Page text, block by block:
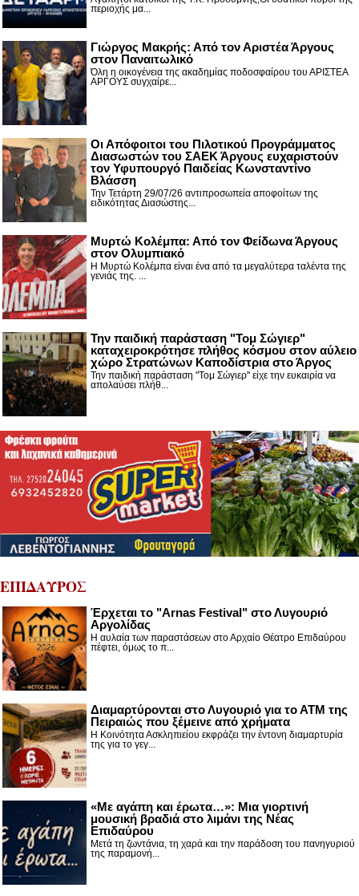
περιοχής μα...
Γιώργος Μακρής: Από τον Αριστέα Άργους
στον Παναιτωλικό
Όλη η οικογένεια της ακαδημίας ποδοσφαίρου του ΑΡΙΣΤΕΑ
ΑΡΓΟΥΣ συγχαίρε...
Οι Απόφοιτοι του Πιλοτικού Προγράμματος
Διασωστών του ΣΑΕΚ Άργους ευχαριστούν
τον Υφυπουργό Παιδείας Κωνσταντίνο
Βλάσση
Την Τετάρτη 29/07/26 αντιπροσωπεία αποφοίτων της
ειδικότητας Διασώστης...
Μυρτώ Κολέμπα: Από τον Φείδωνα Άργους
στον Ολυμπιακό
Η Μυρτώ Κολέμπα είναι ένα από τα μεγαλύτερα ταλέντα της
γενιάς της. ...
Την παιδική παράσταση "Τομ Σώγιερ"
καταχειροκρότησε πλήθος κόσμου στον αύλειο
χώρο Στρατώνων Καποδίστρια στο Άργος
Την παιδική παράσταση "Τομ Σώγιερ" είχε την ευκαιρία να
απολαύσει πλήθ...
ΕΠΙΔΑΥΡΟΣ
Έρχεται το "Arnas Festival" στο Λυγουριό
Αργολίδας
Η αυλαία των παραστάσεων στο Αρχαίο Θέατρο Επιδαύρου
πέφτει, όμως το π...
Διαμαρτύρονται στο Λυγουριό για το ΑΤΜ της
Πειραιώς που ξέμεινε από χρήματα
Η Κοινότητα Ασκληπιείου εκφράζει την έντονη διαμαρτυρία
της για το γεγ...
«Με αγάπη και έρωτα…»: Μια γιορτινή
μουσική βραδιά στο λιμάνι της Νέας
Επιδαύρου
Μετά τη ζωντάνια, τη χαρά και την παράδοση του πανηγυριού
της παραμονή...